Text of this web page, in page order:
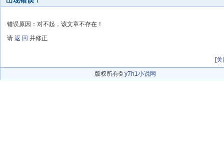
错误原因：对不起，该文章不存在！
请 返 回 并修正
[关
版权所有© y7h1小说网